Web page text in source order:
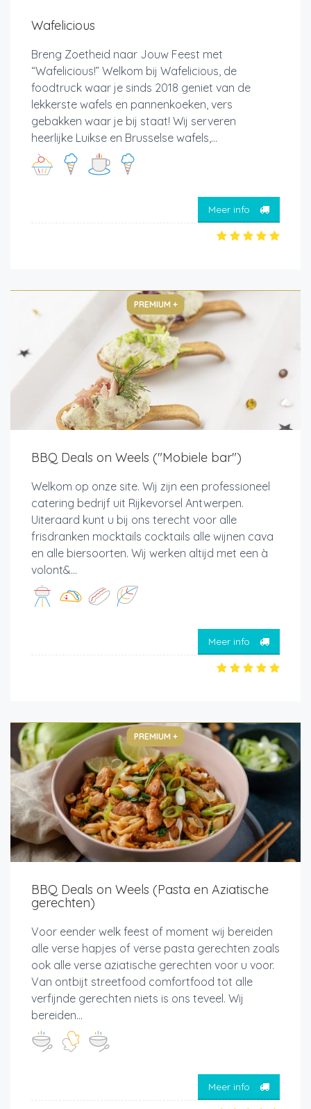
Wafelicious
Breng Zoetheid naar Jouw Feest met
“Wafelicious!” Welkom bij Wafelicious, de
foodtruck waar je sinds 2018 geniet van de
lekkerste wafels en pannenkoeken, vers
gebakken waar je bij staat! Wij serveren
heerlijke Luikse en Brusselse wafels,...
Meer info
PREMIUM +
BBQ Deals on Weels ("Mobiele bar")
Welkom op onze site. Wij zijn een professioneel
catering bedrijf uit Rijkevorsel Antwerpen.
Uiteraard kunt u bij ons terecht voor alle
frisdranken mocktails cocktails alle wijnen cava
en alle biersoorten. Wij werken altijd met een à
volont&...
Meer info
PREMIUM +
BBQ Deals on Weels (Pasta en Aziatische
gerechten)
Voor eender welk feest of moment wij bereiden
alle verse hapjes of verse pasta gerechten zoals
ook alle verse aziatische gerechten voor u voor.
Van ontbijt streetfood comfortfood tot alle
verfijnde gerechten niets is ons teveel. Wij
bereiden...
Meer info